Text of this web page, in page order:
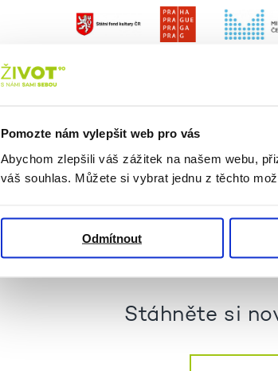
Pomozte nám vylepšit web pro vás
Abychom zlepšili váš zážitek na našem webu,
váš souhlas. Můžete si vybrat jednu z těchto
Odmítnout
Chcete mít
Stáhněte si